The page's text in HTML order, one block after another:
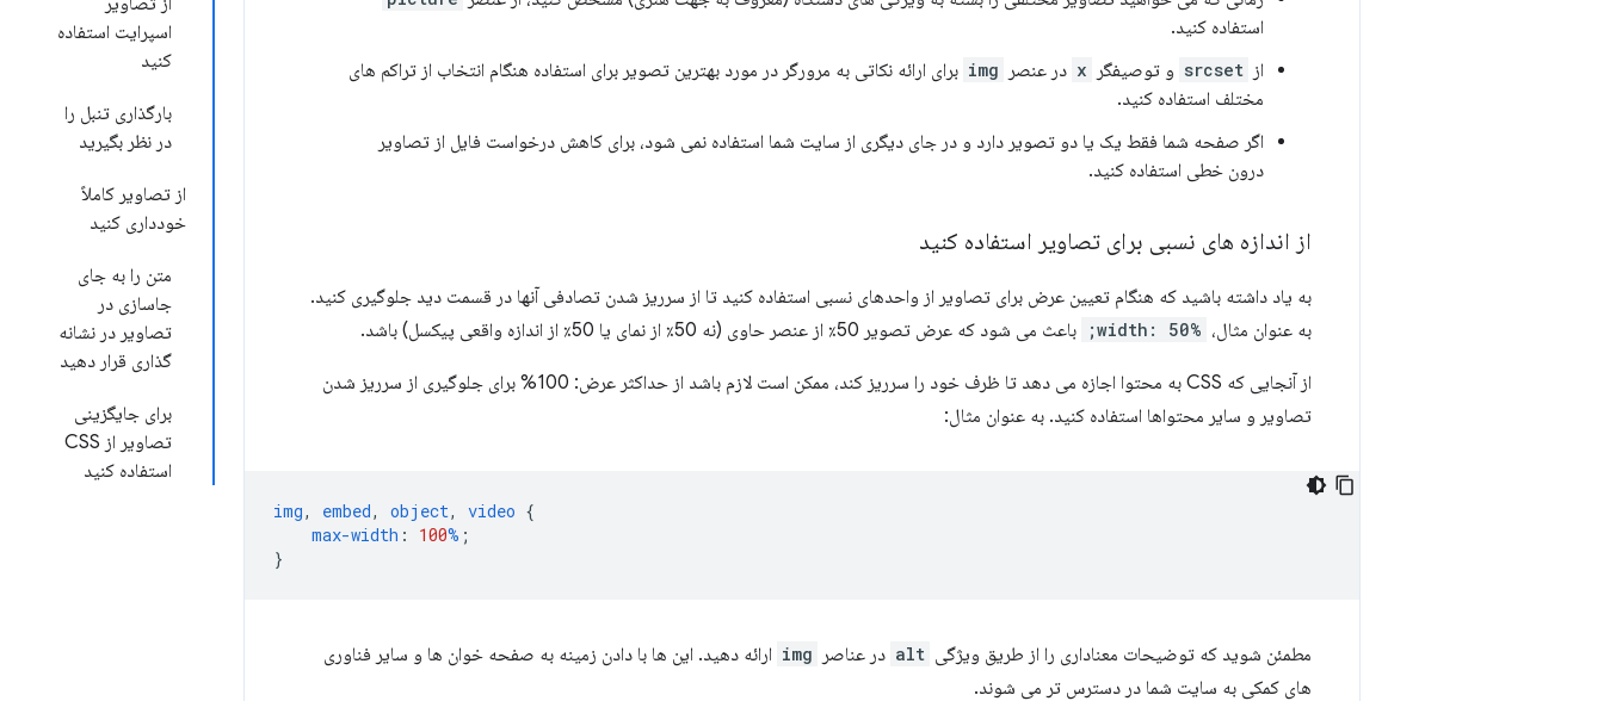
اسپرایت استفاده
کنید
بارگذاری تنبل را
در نظر بگیرید
از تصاویر کاملاً
خودداری کنید
متن را به جای
جاسازی در
تصاویر در نشانه
گذاری قرار دهید
برای جایگزینی
تصاویر از CSS
استفاده کنید
استفاده کنید.
از srcset و توصیفگر x در عنصر img برای ارائه نکاتی به مرورگر در مورد بهترین تصویر برای استفاده هنگام انتخاب از تراکم های
مختلف استفاده کنید.
اگر صفحه شما فقط یک یا دو تصویر دارد و در جای دیگری از سایت شما استفاده نمی شود، برای کاهش درخواست فایل از تصاویر
درون خطی استفاده کنید.
از اندازه های نسبی برای تصاویر استفاده کنید
به یاد داشته باشید که هنگام تعیین عرض برای تصاویر از واحدهای نسبی استفاده کنید تا از سرریز شدن تصادفی آنها در قسمت دید جلوگیری کنید.
به عنوان مثال، width: 50%; باعث می شود که عرض تصویر 50٪ از عنصر حاوی (نه 50٪ از نمای یا 50٪ از اندازه واقعی پیکسل) باشد.
از آنجایی که CSS به محتوا اجازه می دهد تا ظرف خود را سرریز کند، ممکن است لازم باشد از حداکثر عرض: 100% برای جلوگیری از سرریز شدن
تصاویر و سایر محتواها استفاده کنید. به عنوان مثال:
img, embed, object, video {
max-width : 100% ;
}
مطمئن شوید که توضیحات معناداری را از طریق ویژگی alt در عناصر img ارائه دهید. این ها با دادن زمینه به صفحه خوان ها و سایر فناوری
های کمکی به سایت شما در دسترس تر می شوند.